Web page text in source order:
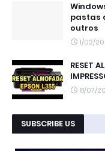
pastas
outros
1/02/
RESET
8/07/
SUBSCRIBE US